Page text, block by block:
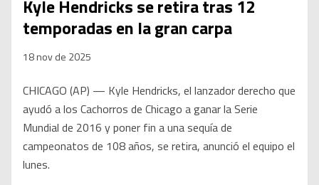
Kyle Hendricks se retira tras 12
temporadas en la gran carpa
18 nov de 2025
CHICAGO (AP) — Kyle Hendricks, el lanzador derecho que
ayudó a los Cachorros de Chicago a ganar la Serie
Mundial de 2016 y poner fin a una sequía de
campeonatos de 108 años, se retira, anunció el equipo el
lunes.